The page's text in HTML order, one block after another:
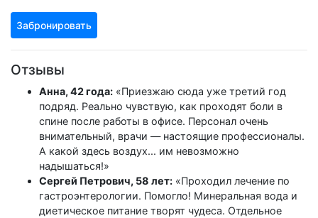
Забронировать
Отзывы
Анна, 42 года: «Приезжаю сюда уже третий год
подряд. Реально чувствую, как проходят боли в
спине после работы в офисе. Персонал очень
внимательный, врачи — настоящие профессионалы.
А какой здесь воздух... им невозможно
надышаться!»
Сергей Петрович, 58 лет: «Проходил лечение по
гастроэнтерологии. Помогло! Минеральная вода и
диетическое питание творят чудеса. Отдельное